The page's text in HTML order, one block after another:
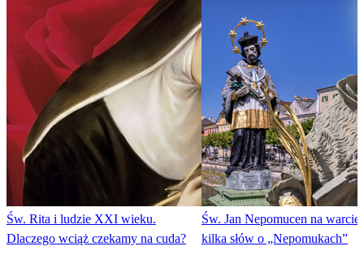
Św. Rita i ludzie XXI wieku.
Dlaczego wciąż czekamy na cuda?
Św. Jan Nepomucen na
kilka słów o „Nepomukach”